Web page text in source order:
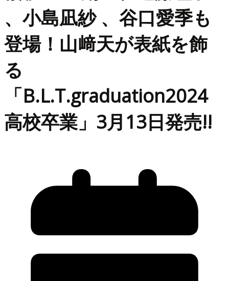
、小島凪紗 、谷口愛季も
登場！山﨑天が表紙を飾
る
「B.L.T.graduation2024
高校卒業」3月13日発売!!